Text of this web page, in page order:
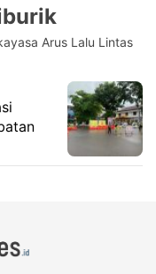
Arus Lalu Lintas